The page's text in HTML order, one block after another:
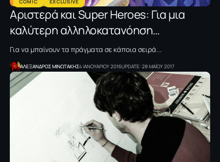
Αριστερά και Super Heroes: Για μια
καλύτερη αλληλοκατανόηση…
Για να μπαίνουν τα πράγματα σε κάποια σειρά...
ΑΛΕΞΑΝΔΡΟΣ ΜΙΝΩΤΑΚΗΣ4 ΙΑΝΟΥΑΡΙΟΥ 2016UPDATE: 28 ΜΑΪΟΥ 2017